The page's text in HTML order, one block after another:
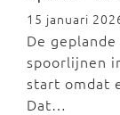
15 januari
De
spoorlijnen
start omdat
Dat…